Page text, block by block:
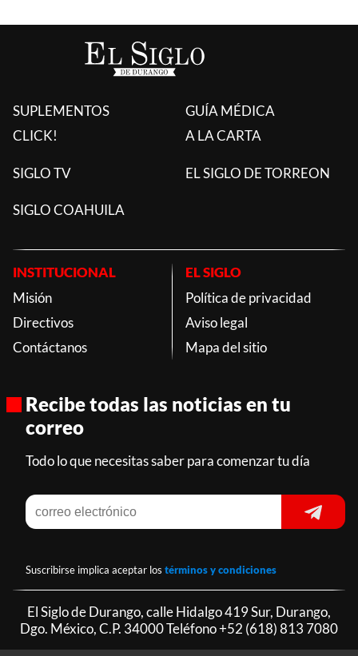
SUPLEMENTOS
CLICK!
GUÍA MÉDICA
A LA CARTA
SIGLO TV EL SIGLO DE TORREON
SIGLO COAHUILA
INSTITUCIONAL
Misión
Directivos
Contáctanos
EL SIGLO
Política de privacidad
Aviso legal
Mapa del sitio
Recibe todas las noticias en tu
correo
Todo lo que necesitas saber para comenzar tu día
Suscribirse implica aceptar los términos y condiciones
El Siglo de Durango, calle Hidalgo 419 Sur, Durango,
Dgo. México, C.P. 34000 Teléfono+52 (618) 813 7080